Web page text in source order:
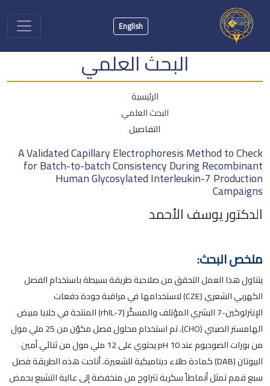
English
البحث العلمي
الرئيسية
البحث العلمي
التفاصيل
A Validated Capillary Electrophoresis Method to Check
for Batch-to-batch Consistency During Recombinant
Human Glycosylated Interleukin-7 Production
Campaigns
الدكتور يوسف الأحمد
ملخص البحث:
يتناول هذا العمل التحقق من صلاحية طريقة بسيطة باستخدام الفصل
الكهربي الشعري (CZE) لاستخدامها في مراقبة جودة دفعات
الإنترلوكين-7 البشري المؤتلف والمسكّر (rhIL-7) المنتجة في خلايا مبيض
الهامستر الصيني (CHO). تم استخدام محلول فصل مكوّن من 25 ملي مول
من بورات الصوديوم عند pH 10 يحتوي على 12 ملي مول من ثنائي أمين
البيوتان (DAB) كمادة طلاء ديناميكية للشعيرة. أتاحت هذه الطريقة فصل
سبع قمم تمثل أنماطاً سكرية تتراوح من منخفضة إلى عالية التشبع بحمض